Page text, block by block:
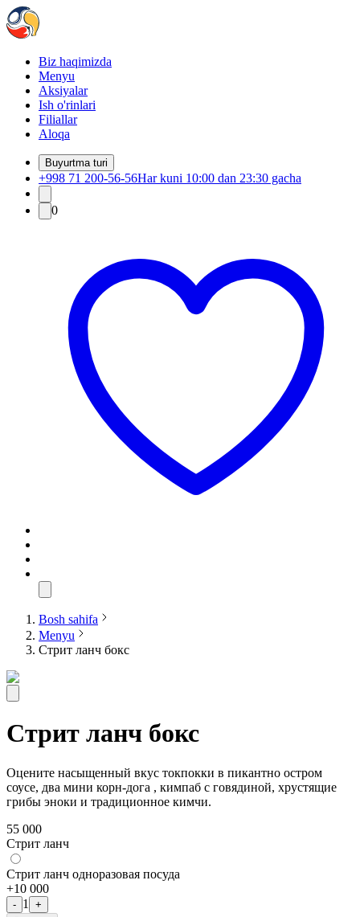
Biz haqimizda
Menyu
Aksiyalar
Ish o'rinlari
Filiallar
Aloqa
Buyurtma turi
+998 71 200-56-56Har kuni 10:00 dan 23:30 gacha
0
Bosh sahifa
Menyu
Стрит ланч бокс
Стрит ланч бокс
Оцените насыщенный вкус токпокки в пикантно остром
соусе, два мини корн-дога , кимпаб с говядиной, хрустящие
грибы эноки и традиционное кимчи.
55 000
Стрит ланч
Стрит ланч одноразовая посуда
+10 000
- 1
+